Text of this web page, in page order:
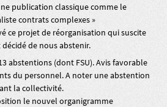
publication classique comme le
contrats complexes »
ce projet de réorganisation qui suscite
de nous abstenir.
abstentions (dont FSU). Avis favorable
du personnel. A noter une abstention
la collectivité.
le nouvel organigramme